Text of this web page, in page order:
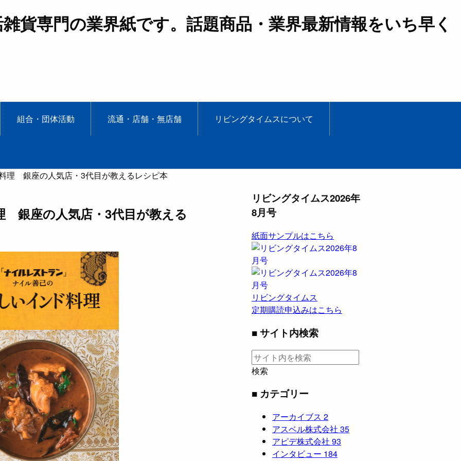
貨専門の業界紙です。話題商品・業界最新情報をいち早く
組合・団体活動 流通・店舗・無店舗 リビングタイムスについて
理 銀座の人気店・3代目が教えるレシピ本
銀座の人気店・3代目が教える
リビングタイムス2026年
8月号
紙面サンプルはこちら
リビングタイムス
定期購読申込みはこちら
■ サイト内検索
検索
■ カテゴリー
アーカイブス 2
アスベル株式会社 35
アピデ株式会社 93
インタビュー 184